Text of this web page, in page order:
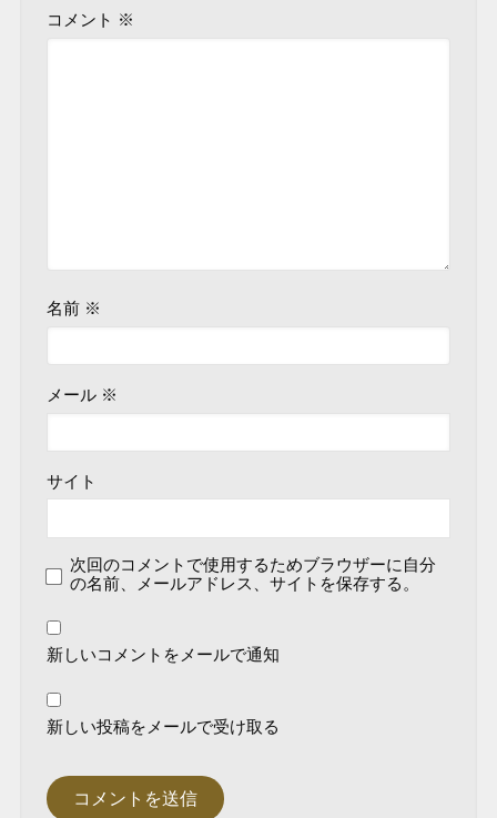
コメント ※
名前 ※
メール ※
サイト
次回のコメントで使用するためブラウザーに自分
の名前、メールアドレス、サイトを保存する。
新しいコメントをメールで通知
新しい投稿をメールで受け取る